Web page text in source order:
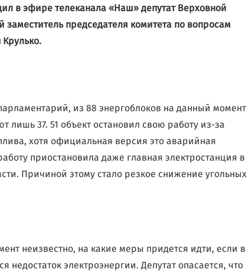
в эфире телеканала «Наш» депутат Верховной
председателя комитета по вопросам
из 88 энергоблоков на данный момент
лишь 37. 51 объект остановил свою работу из-за
хотя официальная версия это аварийная
приостановила даже главная электростанция в
Причиной этому стало резкое снижение угольных
неизвестно, на какие меры придется идти, если в
недостаток электроэнергии. Депутат опасается, что